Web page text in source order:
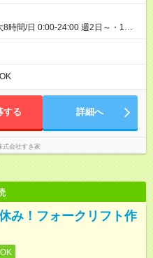
8時間/日 0:00-24:00 週2日～・1日
5:00-9:00 〇昼帯 9:00-14:00 〇午
22:00 〇深夜帯 22:00-翌5:00 基
する 詳細へ
式会社すき家
み！フォークリフト作